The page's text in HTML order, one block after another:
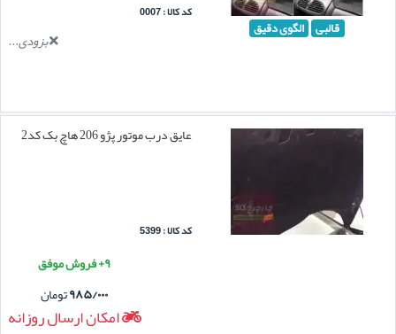
قالبی الگوی دقیق
کد کالا : 0007
بزودی...
عایق درب موتور پژو 206 هاچ بک کد2
کد کالا : 5399
۹+ فروش موفق
۹۸۵/۰۰۰تومان
امکان ارسال روزانه